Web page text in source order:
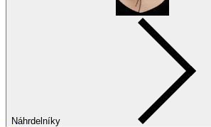
Náhrdelníky